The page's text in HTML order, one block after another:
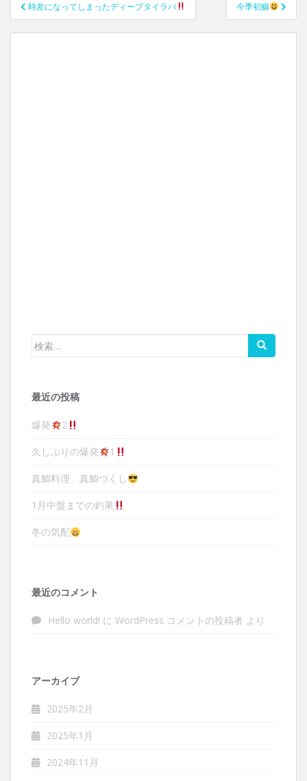
投稿ナビゲーション
時差になってしまったディープタイラバ 今季初鰤
検索:
最近の投稿
爆発 2
久しぶりの爆発 1
真鯛料理、真鯛づくし
1月中盤までの釣果
冬の気配
最近のコメント
Hello world! に WordPress コメントの投稿者 より
アーカイブ
2025年2月
2025年1月
2024年11月